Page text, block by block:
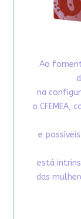
Ao
na
o CFEMEA,
e
está
das